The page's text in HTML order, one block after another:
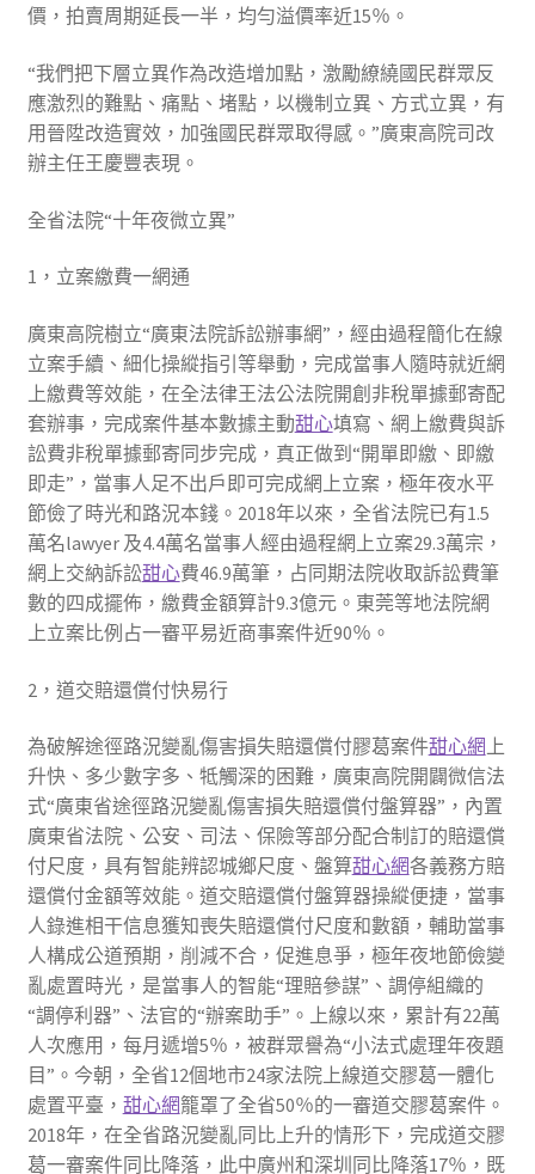
價，拍賣周期延長一半，均勻溢價率近15％。
“我們把下層立異作為改造增加點，激勵繚繞國民群眾反
應激烈的難點、痛點、堵點，以機制立異、方式立異，有
用晉陞改造實效，加強國民群眾取得感。”廣東高院司改
辦主任王慶豐表現。
全省法院“十年夜微立異”
1，立案繳費一網通
廣東高院樹立“廣東法院訴訟辦事網”，經由過程簡化在線
立案手續、細化操縱指引等舉動，完成當事人隨時就近網
上繳費等效能，在全法律王法公法院開創非稅單據郵寄配
套辦事，完成案件基本數據主動甜心填寫、網上繳費與訴
訟費非稅單據郵寄同步完成，真正做到“開單即繳、即繳
即走”，當事人足不出戶即可完成網上立案，極年夜水平
節儉了時光和路況本錢。2018年以來，全省法院已有1.5
萬名lawyer 及4.4萬名當事人經由過程網上立案29.3萬宗，
網上交納訴訟甜心費46.9萬筆，占同期法院收取訴訟費筆
數的四成擺佈，繳費金額算計9.3億元。東莞等地法院網
上立案比例占一審平易近商事案件近90％。
2，道交賠還償付快易行
為破解途徑路況變亂傷害損失賠還償付膠葛案件甜心網上
升快、多少數字多、牴觸深的困難，廣東高院開闢微信法
式“廣東省途徑路況變亂傷害損失賠還償付盤算器”，內置
廣東省法院、公安、司法、保險等部分配合制訂的賠還償
付尺度，具有智能辨認城鄉尺度、盤算甜心網各義務方賠
還償付金額等效能。道交賠還償付盤算器操縱便捷，當事
人錄進相干信息獲知喪失賠還償付尺度和數額，輔助當事
人構成公道預期，削減不合，促進息爭，極年夜地節儉變
亂處置時光，是當事人的智能“理賠參謀”、調停組織的
“調停利器”、法官的“辦案助手”。上線以來，累計有22萬
人次應用，每月遞增5％，被群眾譽為“小法式處理年夜題
目”。今朝，全省12個地市24家法院上線道交膠葛一體化
處置平臺， 甜心網籠罩了全省50％的一審道交膠葛案件。
2018年，在全省路況變亂同比上升的情形下，完成道交膠
葛一審案件同比降落，此中廣州和深圳同比降落17％，既